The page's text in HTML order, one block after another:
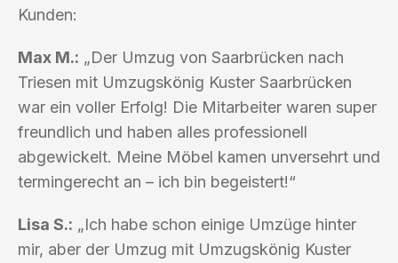
Kunden:
Max M.: „Der Umzug von Saarbrücken nach
Triesen mit Umzugskönig Kuster Saarbrücken
war ein voller Erfolg! Die Mitarbeiter waren super
freundlich und haben alles professionell
abgewickelt. Meine Möbel kamen unversehrt und
termingerecht an – ich bin begeistert!“
Lisa S.: „Ich habe schon einige Umzüge hinter
mir, aber der Umzug mit Umzugskönig Kuster